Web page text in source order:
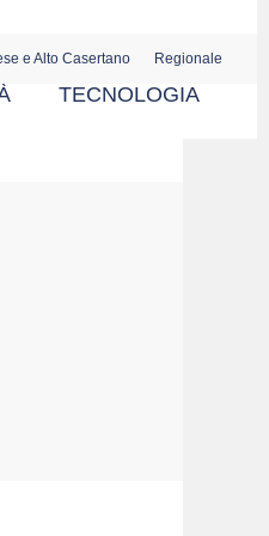
e Alto Casertano Regionale
TECNOLOGIA